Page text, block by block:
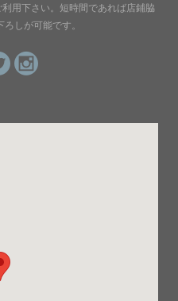
用下さい。短時間であれば店鋪脇
しが可能です。